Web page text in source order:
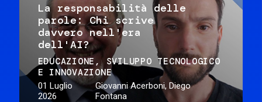
La responsabilità delle
parole: Chi scrive
davvero nell'era
dell'AI?
EDUCAZIONE
SVILUPPO TECNOLOGICO
E INNOVAZIONE
01 Luglio
2026
Giovanni Acerboni, Diego
Fontana